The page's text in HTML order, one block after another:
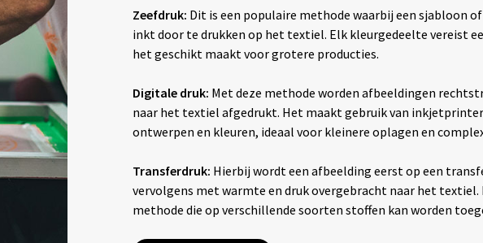
Zeefdruk: Dit is een populaire methode waarbij een sjabloon
inkt door te drukken op het textiel. Elk kleurgedeelte vereist
het geschikt maakt voor grotere producties.
Digitale druk: Met deze methode worden afbeeldingen
naar het textiel afgedrukt. Het maakt gebruik van
ontwerpen en kleuren, ideaal voor kleinere oplagen en
Transferdruk: Hierbij wordt een afbeelding eerst op een
vervolgens met warmte en druk overgebracht naar het textiel.
methode die op verschillende soorten stoffen kan worden